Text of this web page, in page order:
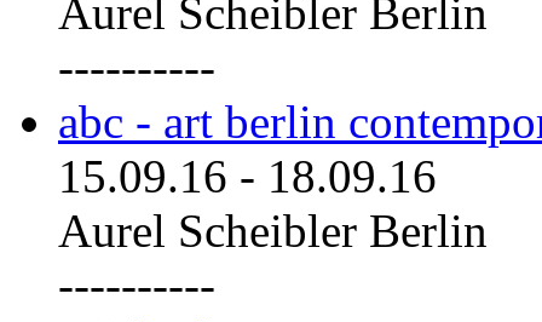
Aurel Scheibler Berlin
----------
abc - art berlin
15.09.16 - 18.09.16
Aurel Scheibler Berlin
----------